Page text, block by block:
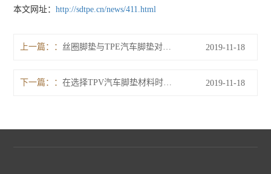
本文网址：http://sdtpe.cn/news/411.html
上一篇： 2019-11-18
下一篇： 2019-11-18